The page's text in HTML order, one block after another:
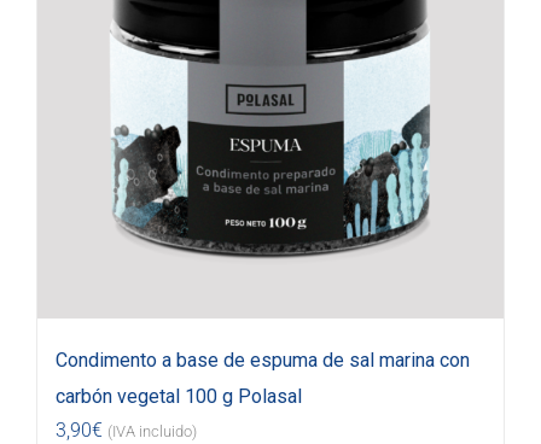
Condimento a base de espuma de sal marina con
carbón vegetal 100 g Polasal
3,90€ (IVA incluido)